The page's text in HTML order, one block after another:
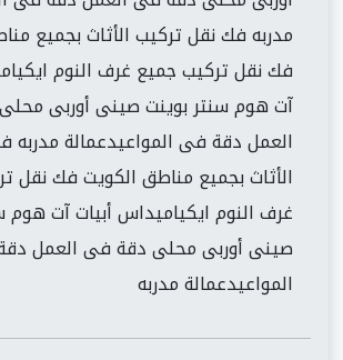
مدربه فك نقل تركيب الأثاث بجميع
فك نقل تركيب جميع غرف النوم
آت هوم سنتر بوينت صينى أوربى
العمل دقة فى المواعيدعمالة مدربه
الأثاث بجميع مناطق الكويت فك نقل
غرف النوم ايكياميداس أبيات آت هوم
صينى أوربى محلى دقة فى العمل
المواعيدعمالة مدربه